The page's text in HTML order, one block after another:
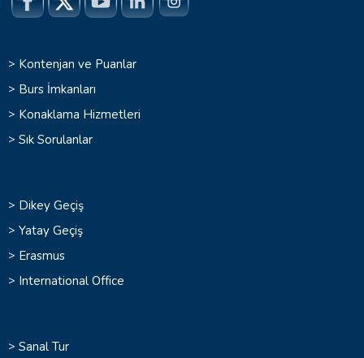
> Kontenjan ve Puanlar
> Burs İmkanları
> Konaklama Hizmetleri
> Sık Sorulanlar
> Dikey Geçiş
> Yatay Geçiş
> Erasmus
> International Office
> Sanal Tur